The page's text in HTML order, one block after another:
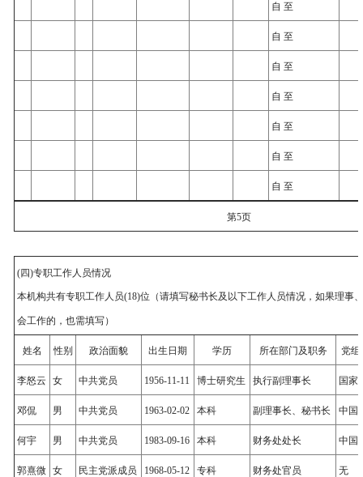
自 至
自 至
自 至
自 至
自 至
自 至
自 至
第5页
(四)专职工作人员情况
本机构共有专职工作人员(18)位（请填写秘书长及以下工作人员情况，如果理事
会工作的，也需填写）
姓名 性别 政治面貌 出生日期 学历 所在部门及职务 党组
李怒云 女 中共党员 1956-11-11 博士研究生 执行副理事长 国家
邓侃 男 中共党员 1963-02-02 本科 副理事长、秘书长 中国
何宇 男 中共党员 1983-09-16 本科 财务处处长 中国
郭熹微 女 民主党派成员 1968-05-12 专科 财务处官员 无